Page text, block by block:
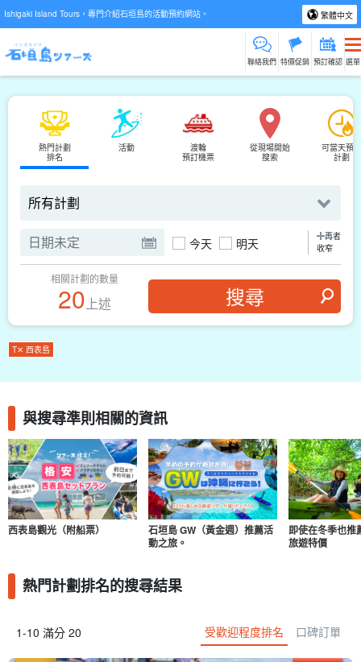
Ishigaki Island Tours，專門介紹石垣島的活動預約網站。 繁體中文
聯絡我們 特價促銷 預訂確認 選單
熱門計劃
排名
活動
渡輪
預訂機票
從現場開始
搜索
可當天預約
計劃
今天 明天
再者
收窄
相關計劃的數量
20 上述
T✕ 西表島
與搜尋準則相關的資訊
西表島觀光（附船票）
石垣島 GW（黃金週）推薦活
動之旅。
即使在冬季也推
旅遊特價
熱門計劃排名的搜尋結果
1-10 滿分 20 受歡迎程度排名 口碑訂單